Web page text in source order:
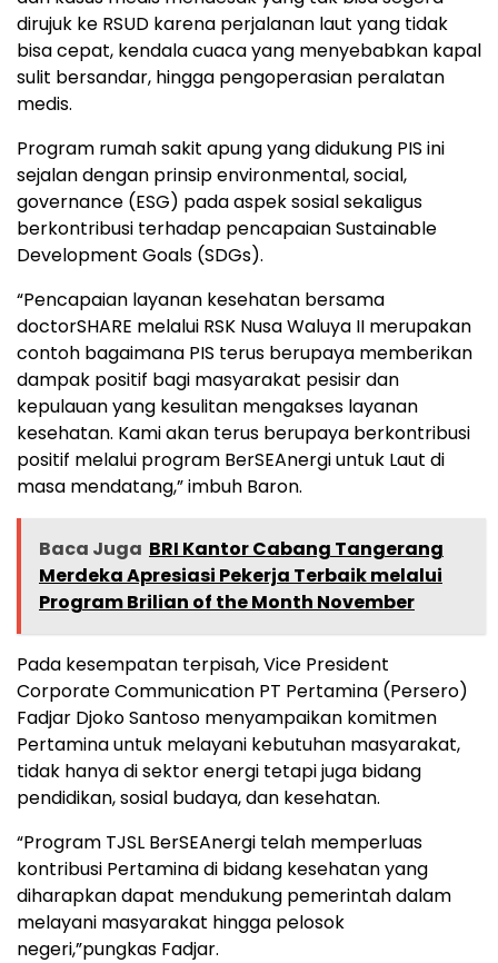
dirujuk ke RSUD karena perjalanan laut yang tidak
bisa cepat, kendala cuaca yang menyebabkan kapal
sulit bersandar, hingga pengoperasian peralatan
medis.
Program rumah sakit apung yang didukung PIS ini
sejalan dengan prinsip environmental, social,
governance (ESG) pada aspek sosial sekaligus
berkontribusi terhadap pencapaian Sustainable
Development Goals (SDGs).
“Pencapaian layanan kesehatan bersama
doctorSHARE melalui RSK Nusa Waluya II merupakan
contoh bagaimana PIS terus berupaya memberikan
dampak positif bagi masyarakat pesisir dan
kepulauan yang kesulitan mengakses layanan
kesehatan. Kami akan terus berupaya berkontribusi
positif melalui program BerSEAnergi untuk Laut di
masa mendatang,” imbuh Baron.
Baca Juga BRI Kantor Cabang Tangerang
Merdeka Apresiasi Pekerja Terbaik melalui
Program Brilian of the Month November
Pada kesempatan terpisah, Vice President
Corporate Communication PT Pertamina (Persero)
Fadjar Djoko Santoso menyampaikan komitmen
Pertamina untuk melayani kebutuhan masyarakat,
tidak hanya di sektor energi tetapi juga bidang
pendidikan, sosial budaya, dan kesehatan.
“Program TJSL BerSEAnergi telah memperluas
kontribusi Pertamina di bidang kesehatan yang
diharapkan dapat mendukung pemerintah dalam
melayani masyarakat hingga pelosok
negeri,”pungkas Fadjar.